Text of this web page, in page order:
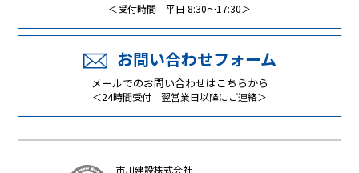
＜受付時間 平日 8:30～17:30＞
お問い合わせフォーム
メールでのお問い合わせはこちらから
＜24時間受付 翌営業日以降にご連絡＞
市川建設株式会社